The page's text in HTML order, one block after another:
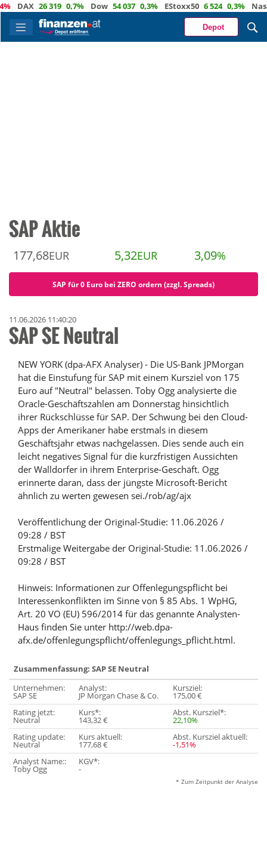
26 319 0,7% Dow 54 037 0,3% EStoxx50 6 524 0,3% Nasdaq
Depot
SAP Aktie
177,68EUR 5,32EUR 3,09%
SAP für 0 Euro bei ZERO ordern (zzgl. Spreads)
11.06.2026 11:40:20
SAP SE Neutral
NEW YORK (dpa-AFX Analyser) - Die US-Bank JPMorgan
hat die Einstufung für SAP mit einem Kursziel von 175
Euro auf "Neutral" belassen. Toby Ogg analysierte die
Oracle-Geschäftszahlen am Donnerstag hinsichtlich
ihrer Rückschlüsse für SAP. Der Schwung bei den Cloud-
Apps der Amerikaner habe erstmals in diesem
Geschäftsjahr etwas nachgelassen. Dies sende auch ein
leicht negatives Signal für die kurzfristigen Aussichten
der Walldorfer in ihrem Enterprise-Geschäft. Ogg
erinnerte daran, dass der jüngste Microsoft-Bericht
ähnlich zu werten gewesen sei./rob/ag/ajx
Veröffentlichung der Original-Studie: 11.06.2026 /
09:28 / BST
Erstmalige Weitergabe der Original-Studie: 11.06.2026 /
09:28 / BST
Hinweis: Informationen zur Offenlegungspflicht bei
Interessenkonflikten im Sinne von § 85 Abs. 1 WpHG,
Art. 20 VO (EU) 596/2014 für das genannte Analysten-
Haus finden Sie unter http://web.dpa-
afx.de/offenlegungspflicht/offenlegungs_pflicht.html.
Zusammenfassung: SAP SE Neutral
Unternehmen:
SAP SE
Analyst:
JP Morgan Chase & Co.
Kursziel:
175,00 €
Rating jetzt:
Neutral
Kurs*:
143,32 €
Abst. Kursziel*:
22,10%
Rating update:
Neutral
Kurs aktuell:
177,68 €
Abst. Kursziel aktuell:
-1,51%
Analyst Name::
Toby Ogg
KGV*:
-
* Zum Zeitpunkt der Analyse